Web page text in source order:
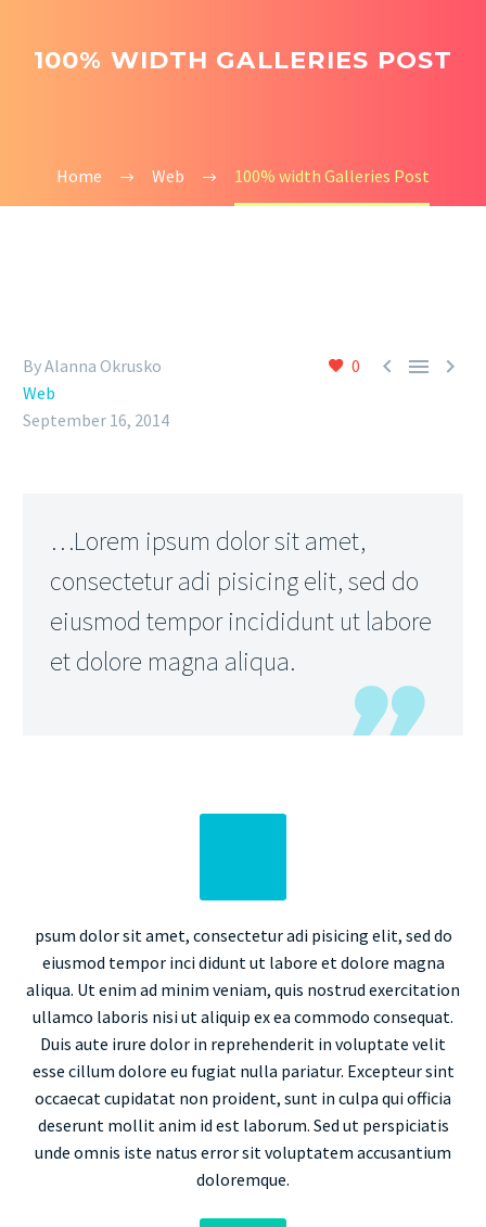
100% WIDTH GALLERIES POST
Home Web 100% width Galleries Post
0   
By Alanna Okrusko
Web
September 16, 2014
…Lorem ipsum dolor sit amet,
consectetur adi pisicing elit, sed do
eiusmod tempor incididunt ut labore
et dolore magna aliqua.
psum dolor sit amet, consectetur adi pisicing elit, sed do
eiusmod tempor inci didunt ut labore et dolore magna
aliqua. Ut enim ad minim veniam, quis nostrud exercitation
ullamco laboris nisi ut aliquip ex ea commodo consequat.
Duis aute irure dolor in reprehenderit in voluptate velit
esse cillum dolore eu fugiat nulla pariatur. Excepteur sint
occaecat cupidatat non proident, sunt in culpa qui officia
deserunt mollit anim id est laborum. Sed ut perspiciatis
unde omnis iste natus error sit voluptatem accusantium
doloremque.